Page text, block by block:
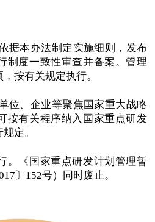
据本办法制定实施细则，发布
制度一致性审查并备案。管理
按有关规定执行。
位、企业等聚焦国家重大战略
按有关程序纳入国家重点研发
定。
。《国家重点研发计划管理暂
〕152号）同时废止。